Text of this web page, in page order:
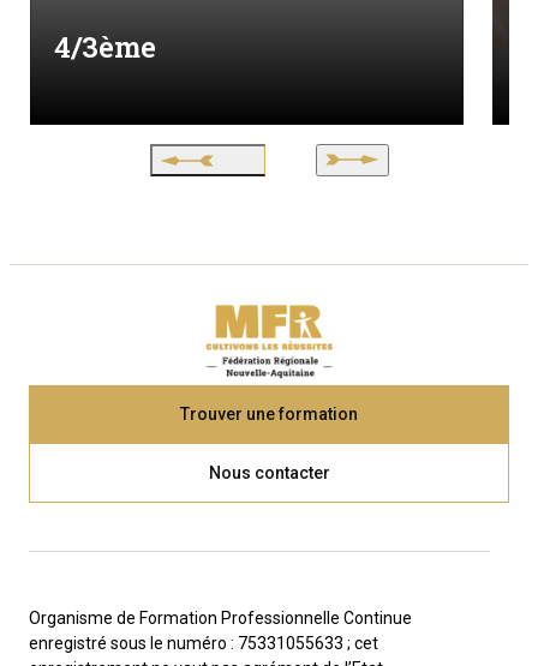
4/3ème
Trouver une formation
Nous contacter
Organisme de Formation Professionnelle Continue
enregistré sous le numéro : 75331055633 ; cet